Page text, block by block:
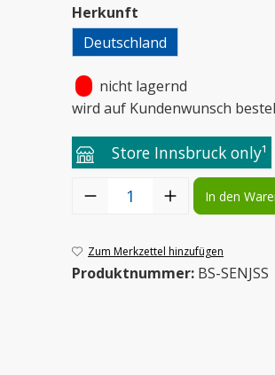
Herkunft
Deutschland
nicht lagernd
wird auf Kundenwunsch
Store Innsbruck only¹
Produkt Anzahl: Gib den
In den
Zum Merkzettel hinzufügen
Produktnummer: BS-SENJSS